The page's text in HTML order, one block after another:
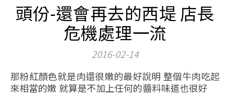
頭份-還會再去的西堤 店長
危機處理一流
2016-02-14
那粉紅顏色就是肉還很嫩的最好說明 整個牛肉吃起
來相當的嫩 就算是不加上任何的醬料味道也很好